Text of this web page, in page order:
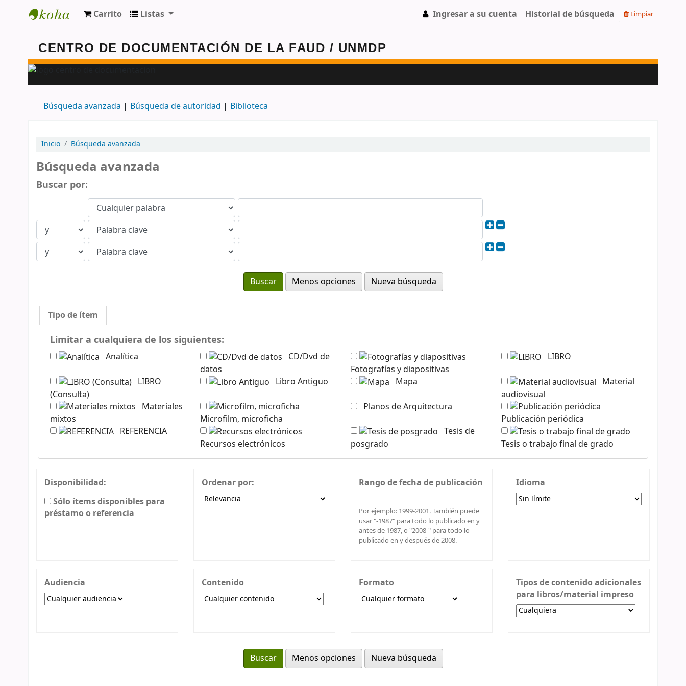
Carrito Listas Ingresar a su cuenta Historial de búsqueda Limpiar
Búsqueda avanzada Búsqueda de autoridad Biblioteca
Inicio Búsqueda avanzada
Búsqueda avanzada
Buscar por:
Menos opciones Nueva búsqueda
Tipo de ítem
Limitar a cualquiera de los siguientes:
Analítica
datos
Fotografías y diapositivas
LIBRO
LIBRO
(Consulta)
Libro Antiguo Mapa
audiovisual
mixtos
Microfilm, microficha
Planos de Arquitectura
Publicación periódica
REFERENCIA
Recursos electrónicos
posgrado
Tesis o trabajo final de grado
Disponibilidad:
Sólo ítems disponibles para
préstamo o referencia
Ordenar por: Rango de fecha de publicación
Por ejemplo: 1999-2001. También puede
usar "-1987" para todo lo publicado en y
antes de 1987, o "2008-" para todo lo
publicado en y después de 2008.
Idioma
Audiencia Contenido Formato
Tipos de contenido adicionales
para libros/material impreso
Menos opciones Nueva búsqueda